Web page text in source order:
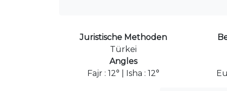
Juristische Methoden
Türkei
Angles
Fajr : 12° | Isha : 12°